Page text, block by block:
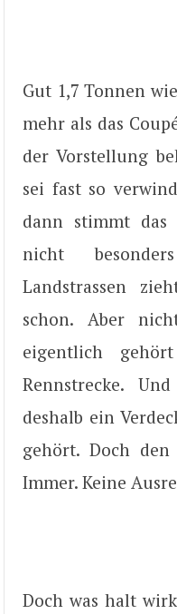
Gut 1,7 Tonnen
mehr als das
der Vorstellung
sei fast so
dann stimmt
nicht
Landstrassen
schon. Aber
eigentlich
Rennstrecke.
deshalb ein
gehört. Doch
Immer. Keine
Doch was halt